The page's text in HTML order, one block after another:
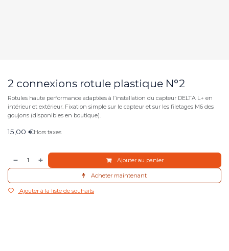
2 connexions rotule plastique N°2
Rotules haute performance adaptées à l’installation du capteur DELTA L+ en
intérieur et extérieur. Fixation simple sur le capteur et sur les filetages M6 des
goujons (disponibles en boutique).
15,00 €Hors taxes
Ajouter au panier
Acheter maintenant
Ajouter à la liste de souhaits